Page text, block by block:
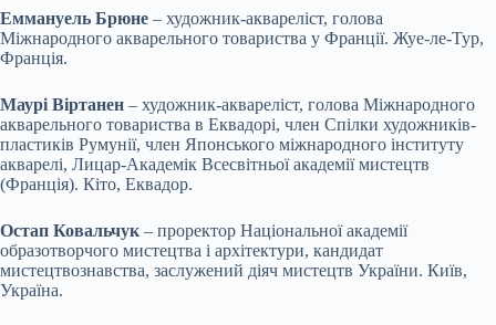
Еммануель Брюне – художник-аквареліст, голова
Міжнародного акварельного товариства у Франції. Жуе-ле-Тур,
Франція.
Маурі Віртанен – художник-аквареліст, голова Міжнародного
акварельного товариства в Еквадорі, член Спілки художників-
пластиків Румунії, член Японського міжнародного інституту
акварелі, Лицар-Академік Всесвітньої академії мистецтв
(Франція). Кіто, Еквадор.
Остап Ковальчук – проректор Національної академії
образотворчого мистецтва і архітектури, кандидат
мистецтвознавства, заслужений діяч мистецтв України. Київ,
Україна.